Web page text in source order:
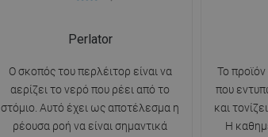
Perlator
Ο σκοπός του περλέιτορ είναι να
αερίζει το νερό που ρέει από το
στόμιο. Αυτό έχει ως αποτέλεσμα η
ρέουσα ροή να είναι σημαντικά
Το προϊόν
που
και
Η